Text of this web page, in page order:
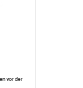
vor der